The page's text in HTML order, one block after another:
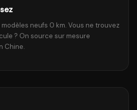
neufs 0 km. Vous ne trouvez
? On source sur mesure
Chine.